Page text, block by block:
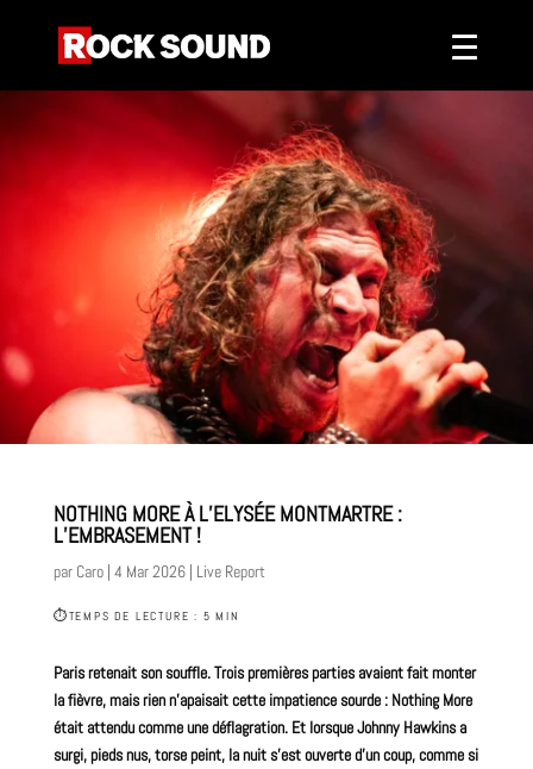
NOTHING MORE À L’ELYSÉE MONTMARTRE :
L’EMBRASEMENT !
par Caro| 4 Mar 2026| Live Report
⏱TEMPS DE LECTURE : 5 MIN
Paris retenait son souffle. Trois premières parties avaient fait monter
la fièvre, mais rien n’apaisait cette impatience sourde : Nothing More
était attendu comme une déflagration. Et lorsque Johnny Hawkins a
surgi, pieds nus, torse peint, la nuit s’est ouverte d’un coup, comme si